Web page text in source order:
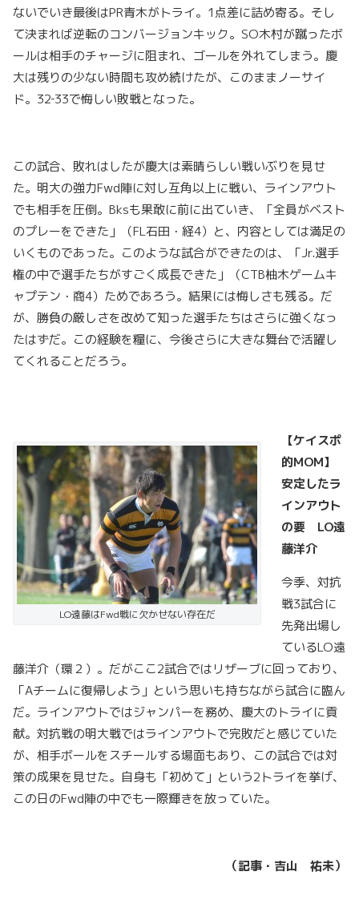
ないでいき最後はPR青木がトライ。1点差に詰め寄る。そし
て決まれば逆転のコンバージョンキック。SO木村が蹴ったボ
ールは相手のチャージに阻まれ、ゴールを外れてしまう。慶
大は残りの少ない時間も攻め続けたが、このままノーサイ
ド。32‐33で悔しい敗戦となった。
この試合、敗れはしたが慶大は素晴らしい戦いぶりを見せ
た。明大の強力Fwd陣に対し互角以上に戦い、ラインアウト
でも相手を圧倒。Bksも果敢に前に出ていき、「全員がベスト
のプレーをできた」（FL石田・経4）と、内容としては満足の
いくものであった。このような試合ができたのは、「Jr.選手
権の中で選手たちがすごく成長できた」（CTB柚木ゲームキ
ャプテン・商4）ためであろう。結果には悔しさも残る。だ
が、勝負の厳しさを改めて知った選手たちはさらに強くなっ
たはずだ。この経験を糧に、今後さらに大きな舞台で活躍し
てくれることだろう。
LO遠藤はFwd戦に欠かせない存在だ
【ケイスポ
的MOM】
安定したラ
インアウト
の要 LO遠
藤洋介
今季、対抗
戦3試合に
先発出場し
ているLO遠
藤洋介（環２）。だがここ2試合ではリザーブに回っており、
「Aチームに復帰しよう」という思いも持ちながら試合に臨ん
だ。ラインアウトではジャンパーを務め、慶大のトライに貢
献。対抗戦の明大戦ではラインアウトで完敗だと感じていた
が、相手ボールをスチールする場面もあり、この試合では対
策の成果を見せた。自身も「初めて」という2トライを挙げ、
この日のFwd陣の中でも一際輝きを放っていた。
（記事・吉山 祐未）